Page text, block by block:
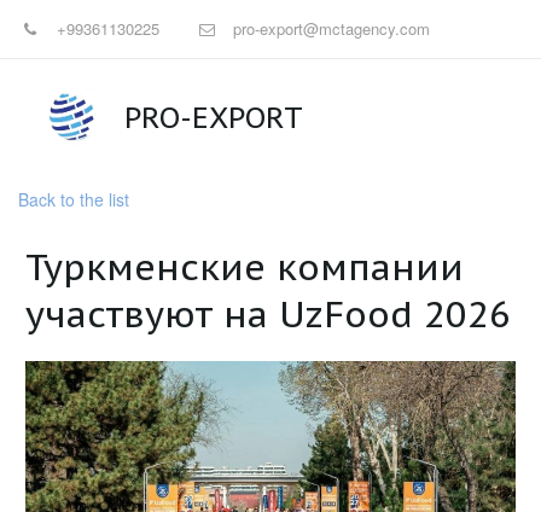
+99361130225 pro-export@mctagency.com
PRO-EXPORT
Back to the list
Туркменские компании
участвуют на UzFood 2026